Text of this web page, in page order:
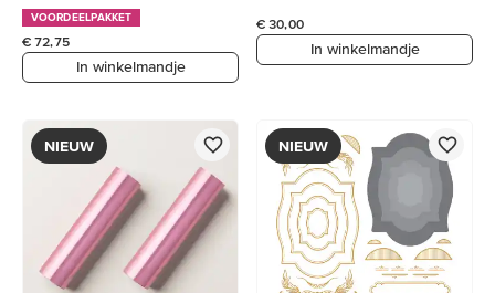
VOORDEELPAKKET
€ 72,75
In winkelmandje
€ 30,00
In winkelmandje
NIEUW NIEUW